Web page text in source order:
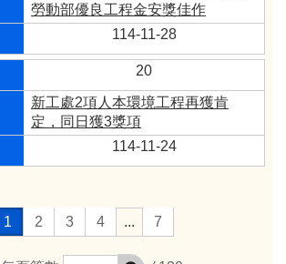
勞動部優良工程金安獎佳作
114-11-28
20
新工處2項人本環境工程再獲肯
定，同日獲3獎項
114-11-24
1 2 3 4 ... 7